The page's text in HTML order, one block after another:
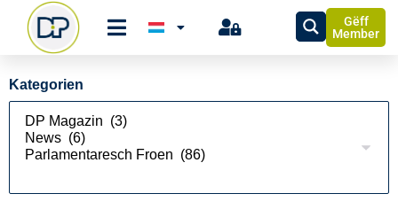
Gëff
Member
Kategorien